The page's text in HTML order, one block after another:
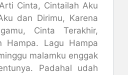
Cinta, Cintailah Aku
dan Dirimu, Karena
Cinta Terakhir,
Hampa. Lagu Hampa
malamku enggak
Padahal udah